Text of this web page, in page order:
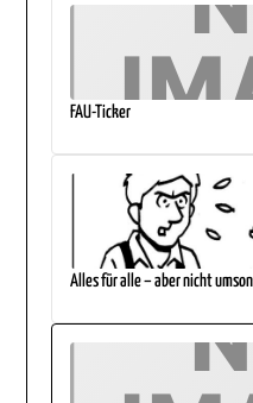
FAU-Ticker
Alles für alle – aber nicht